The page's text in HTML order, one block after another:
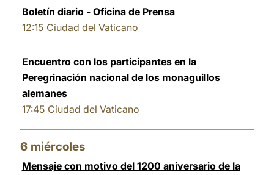
Boletín diario - Oficina de Prensa
12:15 Ciudad del Vaticano
Encuentro con los participantes en la
Peregrinación nacional de los monaguillos
alemanes
17:45 Ciudad del Vaticano
6 miércoles
Mensaje con motivo del 1200 aniversario de la